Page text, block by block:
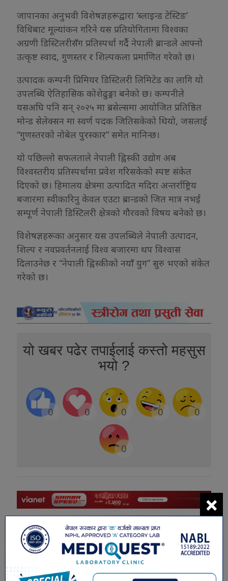
जापानका अनुभवी विशेषज्ञहरूद्वारा ‘ब्लाइन्ड टेस्टिङ’
विधिबाट मूल्यांकन गरिने यस प्रतियोगितामा विश्वका
अग्रणी डिस्टिलरीसँग प्रतिस्पर्धा गर्दै नेपाली ब्रान्डले आफ्नो
उत्कृष्ट स्वाद, गुणस्तर र शिल्पकला प्रमाणित गरेको छ।
उत्पादक कम्पनी प्रिमियर डिस्टिलरी लिमिटेड का लागि यो
उपलब्धि ऐतिहासिक कोशेढुङ्गा बनेको छ। कम्पनीले
यसअघि पनि सन् २०२५ मा ब्रसेल्समा आयोजित प्रतिष्ठित
मोन्ड सेलेक्सन मा स्वर्ण पदक जितिसकेको थियो, जसलाई
“गुणस्तरको नोबेल पुरस्कार” समेत मानिन्छ।
यो पछिल्लो सफलताले नेपाली ह्विस्की उद्योग अब
विश्वस्तरीय प्रतिस्पर्धामा प्रवेश गरिसकेको स्पष्ट संकेत
दिएको छ। हिमालय क्षेत्रमा उत्पादित मदिरा अन्तर्राष्ट्रिय
बजारमा स्वीकारिनु केवल एउटा ब्रान्डको जित मात्र नभई
सम्पूर्ण नेपाली डिस्टिलरी क्षेत्रको गौरवको विषय बनेको छ।
विशेषज्ञहरूका अनुसार यस उपलब्धिले नेपाली उत्पादन,
शिल्प र नवप्रवर्तनलाई विश्व बजारमा थप विश्वास
दिलाउनेछ र “नेपाली ह्विस्कीको नयाँ युग” सुरु भएको संकेत
गरेको छ।
यो खबर पढेर तपाईलाई कस्तो महसुस
भयो ?
0 0 0 0 0
0
×